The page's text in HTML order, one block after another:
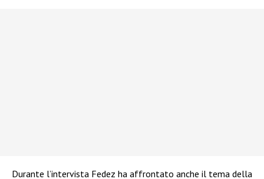
Durante l’intervista Fedez ha affrontato anche il tema della